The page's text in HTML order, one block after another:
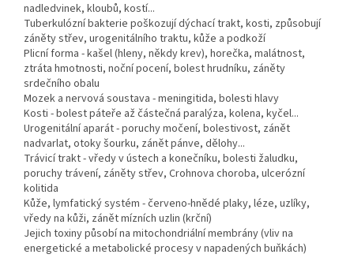
nadledvinek, kloubů, kostí...
Tuberkulózní bakterie poškozují dýchací trakt, kosti, způsobují
záněty střev, urogenitálního traktu, kůže a podkoží
Plicní forma - kašel (hleny, někdy krev), horečka, malátnost,
ztráta hmotnosti, noční pocení, bolest hrudníku, záněty
srdečního obalu
Mozek a nervová soustava - meningitida, bolesti hlavy
Kosti - bolest páteře až částečná paralýza, kolena, kyčel...
Urogenitální aparát - poruchy močení, bolestivost, zánět
nadvarlat, otoky šourku, zánět pánve, dělohy...
Trávicí trakt - vředy v ústech a konečníku, bolesti žaludku,
poruchy trávení, záněty střev, Crohnova choroba, ulcerózní
kolitida
Kůže, lymfatický systém - červeno-hnědé plaky, léze, uzlíky,
vředy na kůži, zánět mízních uzlin (krční)
Jejich toxiny působí na mitochondriální membrány (vliv na
energetické a metabolické procesy v napadených buňkách)